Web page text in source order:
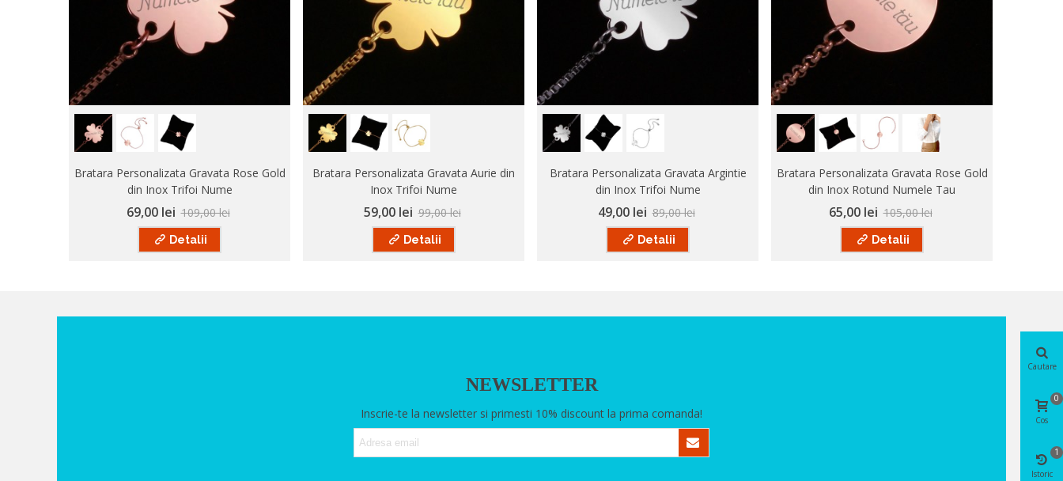
Bratara Personalizata Gravata Rose Gold
din Inox Trifoi Nume
69,00 lei 109,00 lei
Detalii
Bratara Personalizata Gravata Aurie din
Inox Trifoi Nume
59,00 lei 99,00 lei
Detalii
Bratara Personalizata Gravata Argintie
din Inox Trifoi Nume
49,00 lei 89,00 lei
Detalii
Bratara Personalizata Gravata Rose Gold
din Inox Rotund Numele Tau
65,00 lei 105,00 lei
Detalii
NEWSLETTER
Inscrie-te la newsletter si primesti 10% discount la prima comanda!
Cautare
Cos
0
Istoric
1